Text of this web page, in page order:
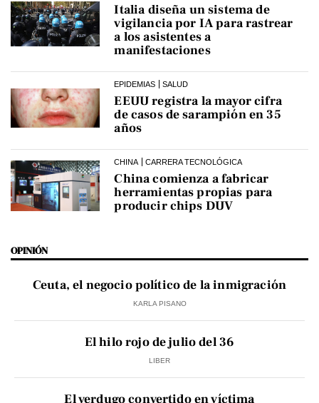
Italia diseña un sistema de
vigilancia por IA para rastrear
a los asistentes a
manifestaciones
EPIDEMIAS SALUD
EEUU registra la mayor cifra
de casos de sarampión en 35
años
CHINA CARRERA TECNOLÓGICA
China comienza a fabricar
herramientas propias para
producir chips DUV
OPINIÓN
Ceuta, el negocio político de la inmigración
KARLA PISANO
El hilo rojo de julio del 36
LIBER
El verdugo convertido en víctima